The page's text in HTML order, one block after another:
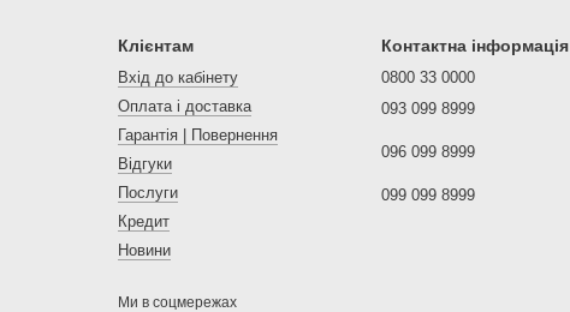
Клієнтам
Вхід до кабінету
Оплата і доставка
Гарантія | Повернення
Відгуки
Послуги
Кредит
Новини
Ми в соцмережах
Контактна інформація
0800 33 0000
093 099 8999
096 099 8999
099 099 8999